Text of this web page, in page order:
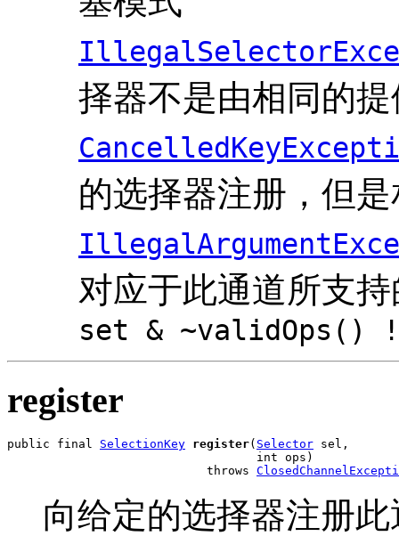
择器不是由相同的
的选择器注册，但
对应于此通道所支
set & ~validOps()
register
public final SelectionKey register( Selector sel,
                                   int ops)
                            throws
向给定的选择器注册